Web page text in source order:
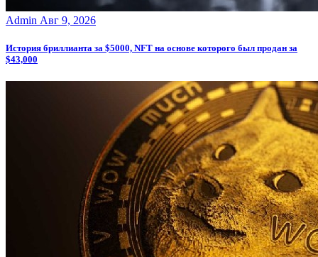
Admin Авг 9, 2026
История бриллианта за $5000, NFT на основе которого был продан за
$43,000